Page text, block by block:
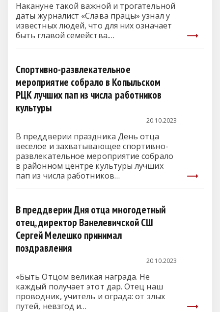
Накануне такой важной и трогательной
даты журналист «Слава працы» узнал у
известных людей, что для них означает
быть главой семейства.…
Спортивно-развлекательное
мероприятие собрало в Копыльском
РЦК лучших пап из числа работников
культуры
20.10.2023
В преддверии праздника День отца
веселое и захватывающее спортивно-
развлекательное мероприятие собрало
в районном центре культуры лучших
пап из числа работников…
В преддверии Дня отца многодетный
отец, директор Ванелевичской СШ
Сергей Мелешко принимал
поздравления
20.10.2023
«Быть Отцом великая награда. Не
каждый получает этот дар. Отец наш
проводник, учитель и ограда: от злых
путей, невзгод и…